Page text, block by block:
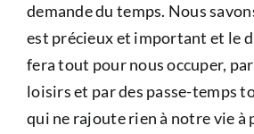
demande du temps. Nous
est précieux et important et le
fera tout pour nous occuper,
loisirs et par des passe-temps
qui ne rajoute rien à notre vie à